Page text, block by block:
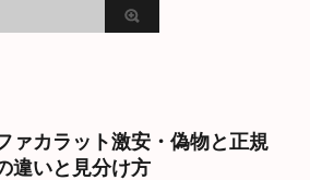
ァカラット激安・偽物と正規
違いと見分け方